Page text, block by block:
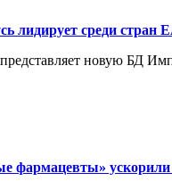
лидирует среди
новую БД
фармацевты»